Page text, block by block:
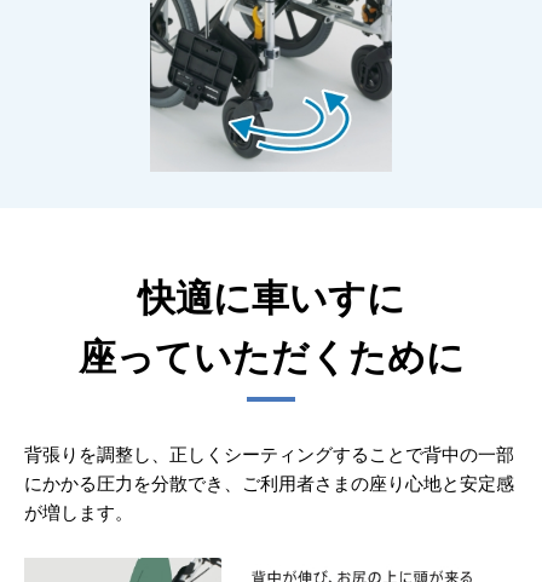
快適に車いすに
座っていただくために
背張りを調整し、正しくシーティングすることで背中の一部
にかかる圧力を分散でき、ご利用者さまの座り心地と安定感
が増します。